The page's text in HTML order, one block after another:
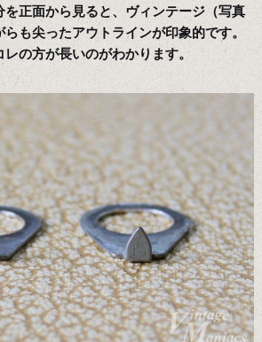
正面から見ると、ヴィンテージ（写真
も尖ったアウトラインが印象的です。
の方が長いのがわかります。